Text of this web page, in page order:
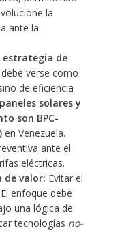
la
ante la
estrategia de
verse como
de eficiencia
paneles solares y
son BPC-
en Venezuela.
ante el
eléctricas.
de valor: Evitar el
enfoque debe
una lógica de
tecnologías no-